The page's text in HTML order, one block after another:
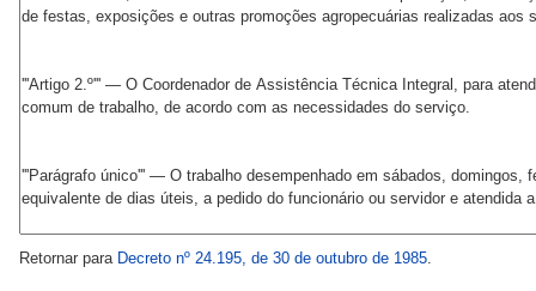
Retornar para Decreto nº 24.195, de 30 de outubro de 1985.